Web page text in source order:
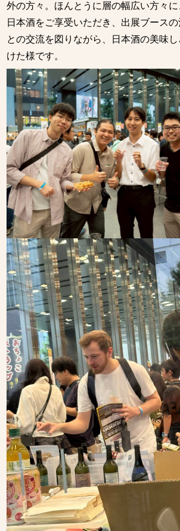
外の方々。ほんとうに層の幅広い方々
日本酒をご享受いただき、出展ブース
との交流を図りながら、日本酒の美味
けた様です。